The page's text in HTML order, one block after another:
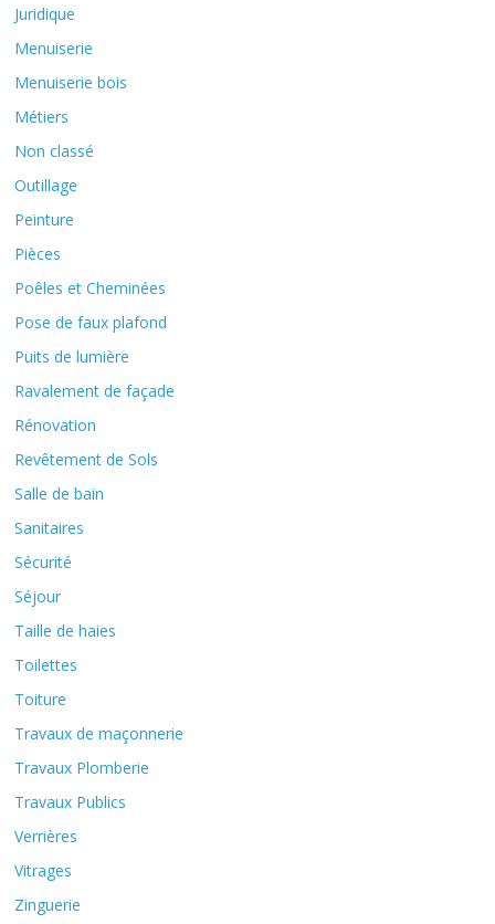
Juridique
Menuiserie
Menuiserie bois
Métiers
Non classé
Outillage
Peinture
Pièces
Poêles et Cheminées
Pose de faux plafond
Puits de lumière
Ravalement de façade
Rénovation
Revêtement de Sols
Salle de bain
Sanitaires
Sécurité
Séjour
Taille de haies
Toilettes
Toiture
Travaux de maçonnerie
Travaux Plomberie
Travaux Publics
Verrières
Vitrages
Zinguerie